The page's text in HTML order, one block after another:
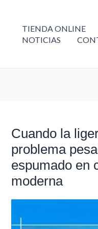
TIENDA ONLINE
NOTICIAS
Cuando la
problema
espumado en
moderna
Cuando
ligereza
resolvió
problema
pesado:
caso